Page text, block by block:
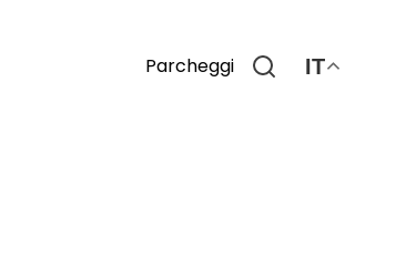
Parcheggi IT